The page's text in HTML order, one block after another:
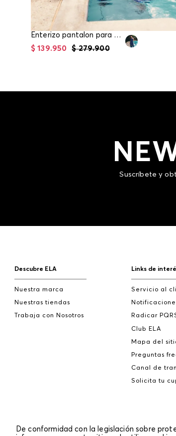
Enterizo pantalon para mujer
$ 279.900
$ 139.950
Suscríbete y
Descubre ELA
Nuestra marca
Nuestras tiendas
Trabaja con Nosotros
Links de
Servicio al
Radicar
Club ELA
Mapa del
Preguntas
Canal de
Solicita tu
De conformidad con la legislación sobre